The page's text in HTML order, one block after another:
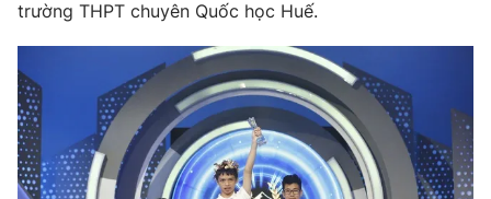
trường THPT chuyên Quốc học Huế.